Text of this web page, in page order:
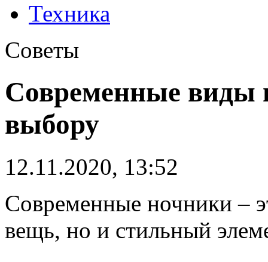
Техника
Советы
Современные виды
выбору
12.11.2020, 13:52
Современные ночники –
вещь, но и стильный